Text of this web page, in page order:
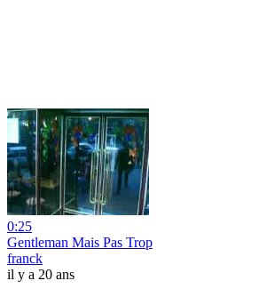
0:25
Gentleman Mais Pas Trop
franck
il y a 20 ans